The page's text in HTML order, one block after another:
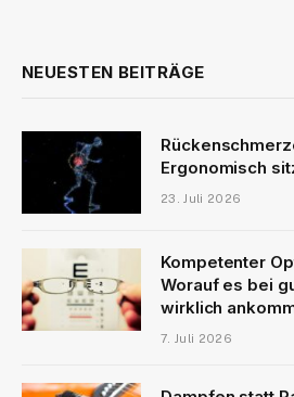
NEUESTEN BEITRÄGE
Ergonomisch
23. Juli 2026
Kompetenter
Worauf es bei
wirklich
7. Juli 2026